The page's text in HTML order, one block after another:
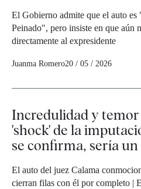
El Gobierno admite que el auto
Peinado", pero insiste en que aún
directamente al expresidente
Juanma Romero20 / 05 / 2026
Incredulidad y temor
'shock' de la
se confirma, sería
El auto del juez Calama
cierran filas con él por completo |